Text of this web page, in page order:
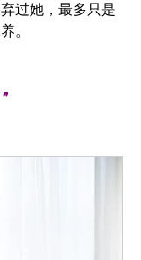
过她，最多只是
。